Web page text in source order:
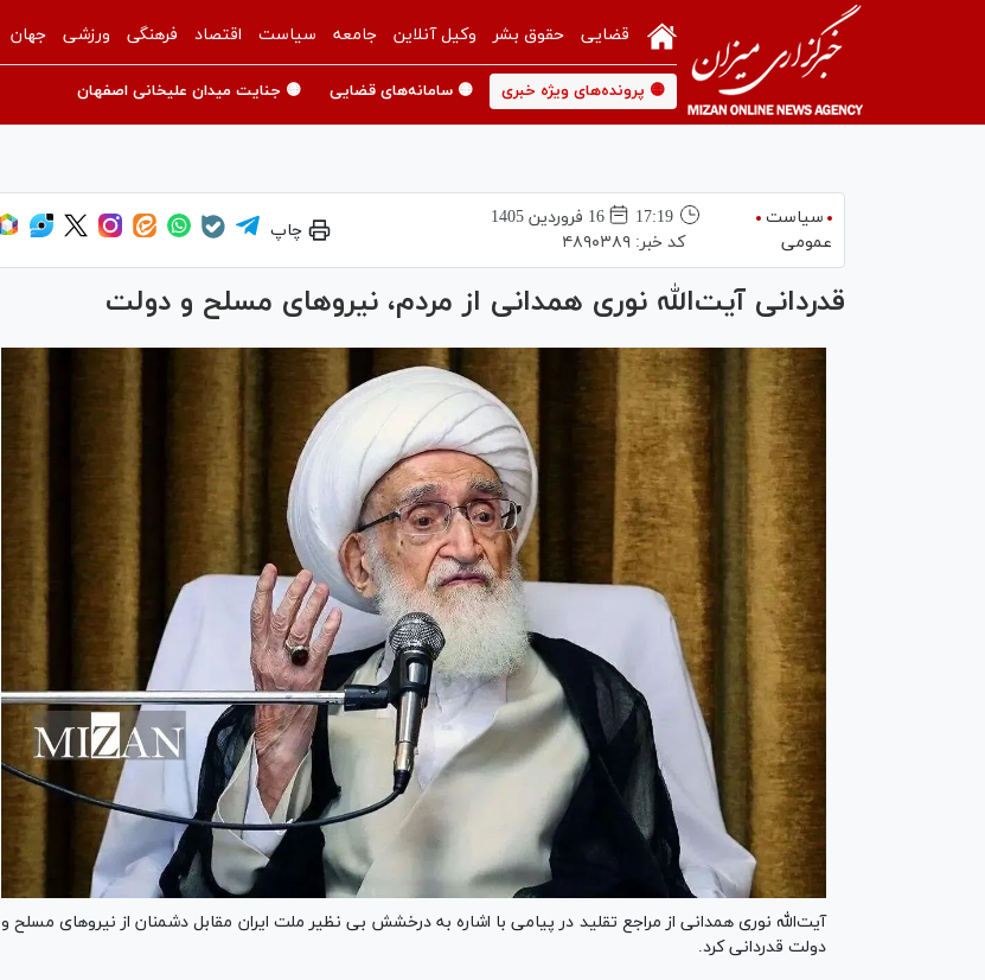
قضایی حقوق بشر وکیل آنلاین جامعه سیاست اقتصاد فرهنگی ورزشی جهان
🟡 پرونده‌های ویژه خبری 🟡 سامانه‌های قضایی 🟡 جنایت میدان علیخانی اصفهان
سیاست
عمومی
17:19
16 فروردين 1405
کد خبر: ۴۸۹۰۳۸۹
چاپ
قدردانی آیت‌الله نوری همدانی از مردم، نیرو‌های مسلح و دولت
آیت‌الله نوری همدانی از مراجع تقلید در پیامی با اشاره به درخشش بی نظیر ملت ایران مقابل دشمنان از نیرو‌های مسلح و
دولت قدردانی کرد.